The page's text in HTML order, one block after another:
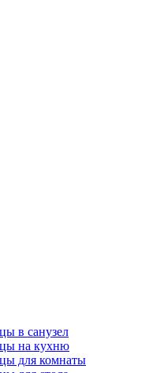
в санузел
на кухню
для комнаты